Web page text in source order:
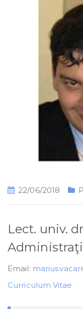
22/06/2018
Lect. univ.
Email:
Curriculum Vitae